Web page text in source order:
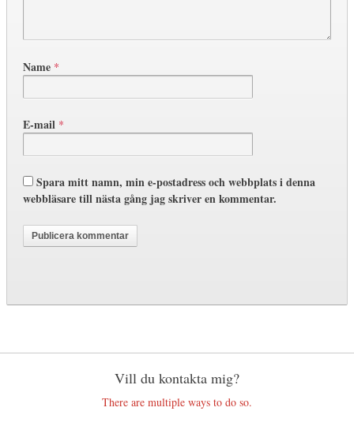
Name *
E-mail *
Spara mitt namn, min e-postadress och webbplats i denna
webbläsare till nästa gång jag skriver en kommentar.
Vill du kontakta mig?
There are multiple ways to do so.